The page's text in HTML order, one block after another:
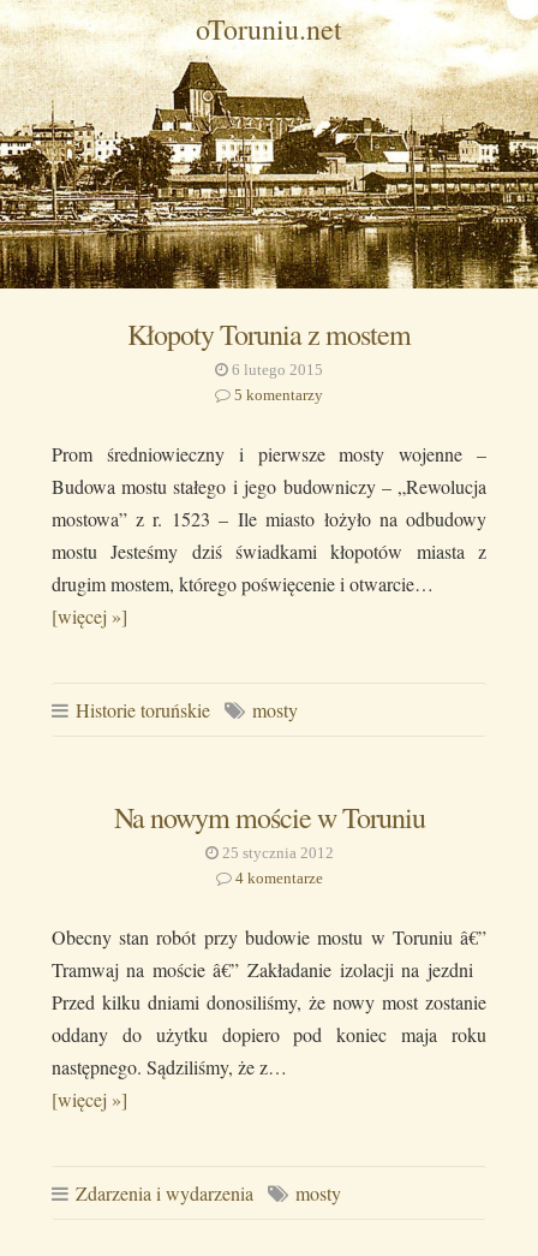
oToruniu.net
Kłopoty Torunia z mostem
6 lutego 2015
5 komentarzy
Prom średniowieczny i pierwsze mosty wojenne –
Budowa mostu stałego i jego budowniczy – „Rewolucja
mostowa” z r. 1523 – Ile miasto łożyło na odbudowy
mostu Jesteśmy dziś świadkami kłopotów miasta z
drugim mostem, którego poświęcenie i otwarcie…
[więcej »]
Historie toruńskie mosty
Na nowym moście w Toruniu
25 stycznia 2012
4 komentarze
Obecny stan robót przy budowie mostu w Toruniu â€”
Tramwaj na moście â€” Zakładanie izolacji na jezdni
Przed kilku dniami donosiliśmy, że nowy most zostanie
oddany do użytku dopiero pod koniec maja roku
następnego. Sądziliśmy, że z…
[więcej »]
Zdarzenia i wydarzenia mosty